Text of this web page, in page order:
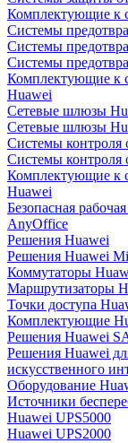
Комплектующие к
Системы
Системы
Системы
Комплектующие к
Huawei
Сетевые шлюзы
Сетевые шлюзы
Системы контроля
Системы контроля
Комплектующие к
Huawei
Безопасная
AnyOffice
Решения Huawei
Решения Huawei
Коммутаторы
Маршрутизаторы
Точки доступа
Комплектующие
Решения Huawei
Решения Huawei
искусственного
Оборудование
Источники
Huawei UPS5000
Huawei UPS2000